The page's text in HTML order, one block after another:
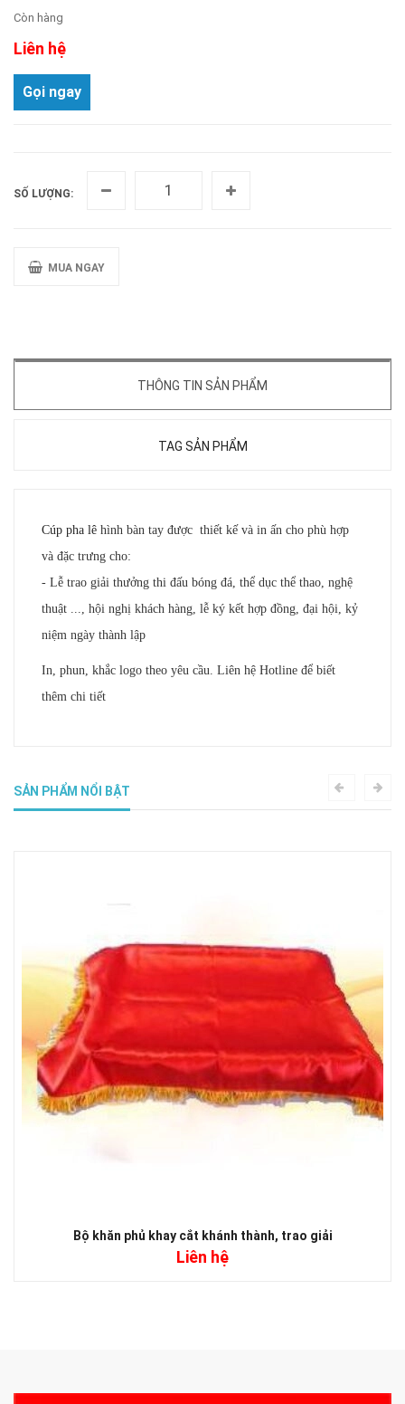
Còn hàng
Liên hệ
Gọi ngay
SỐ LƯỢNG:
MUA NGAY
THÔNG TIN SẢN PHẨM
TAG SẢN PHẨM
Cúp pha lê hình bàn tay được thiết kế và in ấn cho phù hợp
và đặc trưng cho:
- Lễ trao giải thưởng thi đấu bóng đá, thể dục thể thao, nghệ
thuật ..., hội nghị khách hàng, lễ ký kết hợp đồng, đại hội, kỷ
niệm ngày thành lập
In, phun, khắc logo theo yêu cầu. Liên hệ Hotline để biết
thêm chi tiết
SẢN PHẨM NỔI BẬT
Bộ khăn phủ khay cắt khánh thành, trao giải
Liên hệ